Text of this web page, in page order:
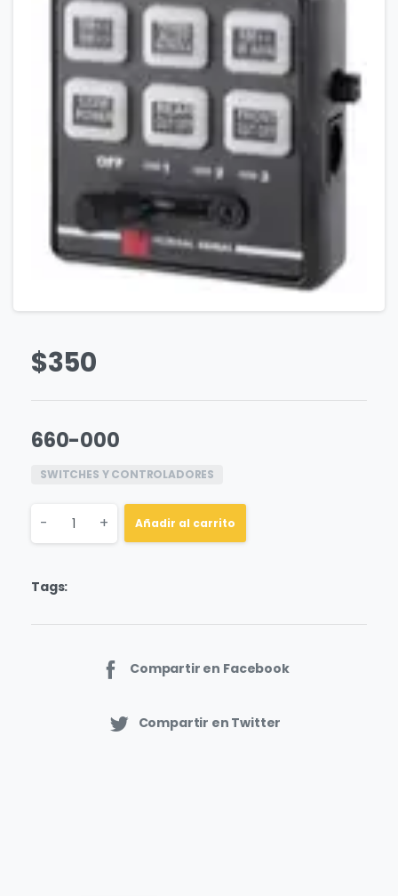
$350
660-000
SWITCHES Y CONTROLADORES
Quantity
- + Añadir al carrito
Tags:
Compartir en Facebook
Compartir en Twitter